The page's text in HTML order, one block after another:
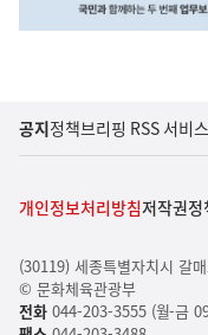
공지정책브리핑 RSS 서비
개인정보처리방침저작권정
(30119) 세종특별자치시 갈
© 문화체육관광부
전화044-203-3555 (월-금